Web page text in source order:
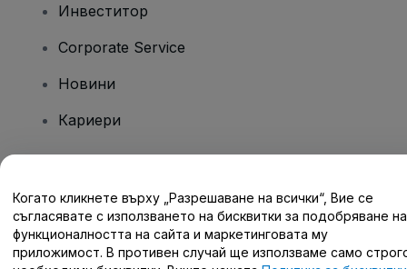
Инвеститор
Corporate Service
Новини
Кариери
Помощен център / Свържете се с нас
Когато кликнете върху „Разрешаване на всички“, Вие се
съгласявате с използването на бисквитки за подобряване на
функционалността на сайта и маркетинговата му
приложимост. В противен случай ще използваме само